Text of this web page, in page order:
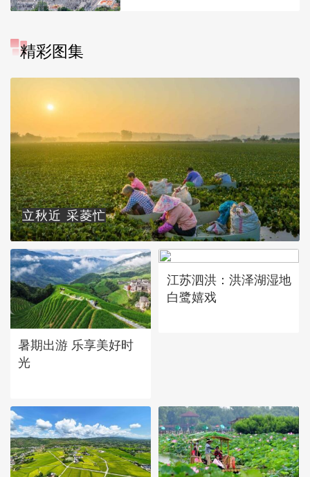
精彩图集
立秋近 采菱忙
暑期出游 乐享美好时
光
江苏泗洪：洪泽湖湿地
白鹭嬉戏